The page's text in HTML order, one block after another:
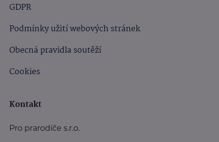
GDPR
Podmínky užití webových stránek
Obecná pravidla soutěží
Cookies
Kontakt
Pro prarodiče s.r.o.